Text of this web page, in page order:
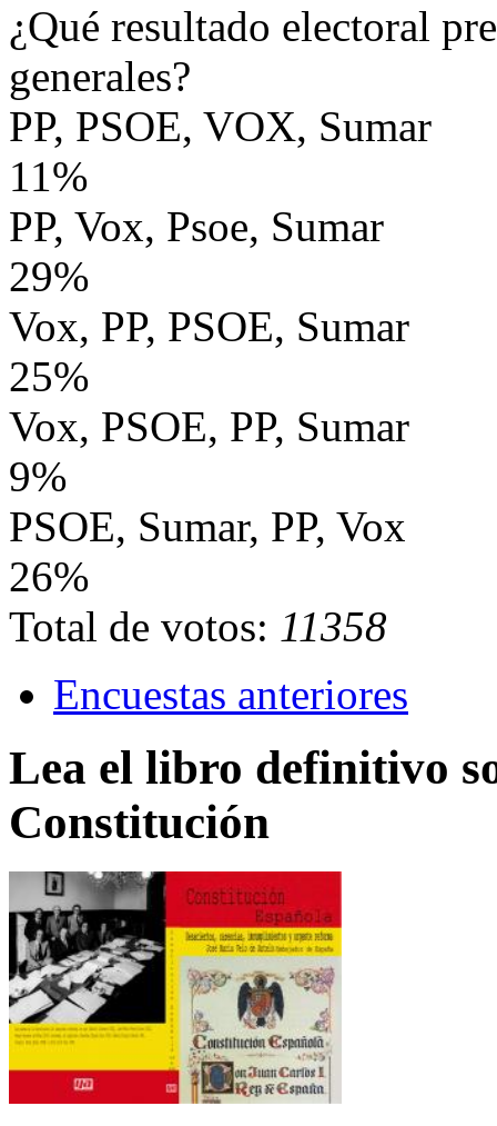
¿Qué resultado electoral
generales?
PP, PSOE, VOX, Sumar
11%
PP, Vox, Psoe, Sumar
29%
Vox, PP, PSOE, Sumar
25%
Vox, PSOE, PP, Sumar
9%
PSOE, Sumar, PP, Vox
26%
Total de votos: 11358
Encuestas anteriores
Lea el libro definitivo
Constitución